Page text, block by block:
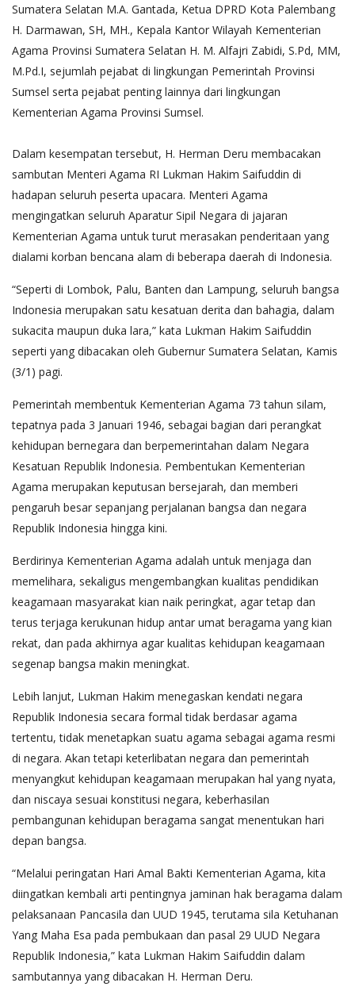
Sumatera Selatan M.A. Gantada, Ketua DPRD Kota Palembang
H. Darmawan, SH, MH., Kepala Kantor Wilayah Kementerian
Agama Provinsi Sumatera Selatan H. M. Alfajri Zabidi, S.Pd, MM,
M.Pd.I, sejumlah pejabat di lingkungan Pemerintah Provinsi
Sumsel serta pejabat penting lainnya dari lingkungan
Kementerian Agama Provinsi Sumsel.
Dalam kesempatan tersebut, H. Herman Deru membacakan
sambutan Menteri Agama RI Lukman Hakim Saifuddin di
hadapan seluruh peserta upacara. Menteri Agama
mengingatkan seluruh Aparatur Sipil Negara di jajaran
Kementerian Agama untuk turut merasakan penderitaan yang
dialami korban bencana alam di beberapa daerah di Indonesia.
“Seperti di Lombok, Palu, Banten dan Lampung, seluruh bangsa
Indonesia merupakan satu kesatuan derita dan bahagia, dalam
sukacita maupun duka lara,” kata Lukman Hakim Saifuddin
seperti yang dibacakan oleh Gubernur Sumatera Selatan, Kamis
(3/1) pagi.
Pemerintah membentuk Kementerian Agama 73 tahun silam,
tepatnya pada 3 Januari 1946, sebagai bagian dari perangkat
kehidupan bernegara dan berpemerintahan dalam Negara
Kesatuan Republik Indonesia. Pembentukan Kementerian
Agama merupakan keputusan bersejarah, dan memberi
pengaruh besar sepanjang perjalanan bangsa dan negara
Republik Indonesia hingga kini.
Berdirinya Kementerian Agama adalah untuk menjaga dan
memelihara, sekaligus mengembangkan kualitas pendidikan
keagamaan masyarakat kian naik peringkat, agar tetap dan
terus terjaga kerukunan hidup antar umat beragama yang kian
rekat, dan pada akhirnya agar kualitas kehidupan keagamaan
segenap bangsa makin meningkat.
Lebih lanjut, Lukman Hakim menegaskan kendati negara
Republik Indonesia secara formal tidak berdasar agama
tertentu, tidak menetapkan suatu agama sebagai agama resmi
di negara. Akan tetapi keterlibatan negara dan pemerintah
menyangkut kehidupan keagamaan merupakan hal yang nyata,
dan niscaya sesuai konstitusi negara, keberhasilan
pembangunan kehidupan beragama sangat menentukan hari
depan bangsa.
“Melalui peringatan Hari Amal Bakti Kementerian Agama, kita
diingatkan kembali arti pentingnya jaminan hak beragama dalam
pelaksanaan Pancasila dan UUD 1945, terutama sila Ketuhanan
Yang Maha Esa pada pembukaan dan pasal 29 UUD Negara
Republik Indonesia,” kata Lukman Hakim Saifuddin dalam
sambutannya yang dibacakan H. Herman Deru.